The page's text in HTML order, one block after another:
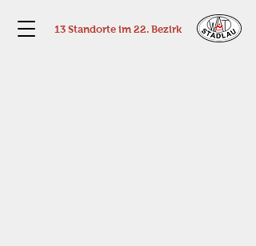
13 Standorte im 22. Bezirk